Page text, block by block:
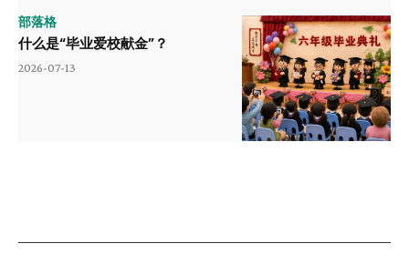
部落格
什么是“毕业爱校献金”？
2026-07-13